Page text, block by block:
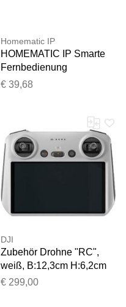
Homematic IP
HOMEMATIC IP Smarte
Fernbedienung
"Schlüsselbundfernbedien
Fernbedienungen, Smarte
Fernbedienung
€ 39,68
DJI
Zubehör Drohne "RC",
weiß, B:12,3cm H:6,2cm
T:16,8cm, Drohnen,
€ 299,00